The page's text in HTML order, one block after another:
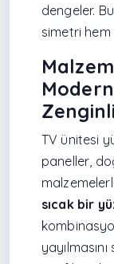
dengeler.
simetri hem
TV ünitesi
paneller,
sıcak bir